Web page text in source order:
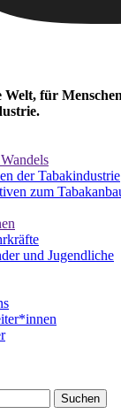
für
der Tabakindustrie
zum
und Jugendliche